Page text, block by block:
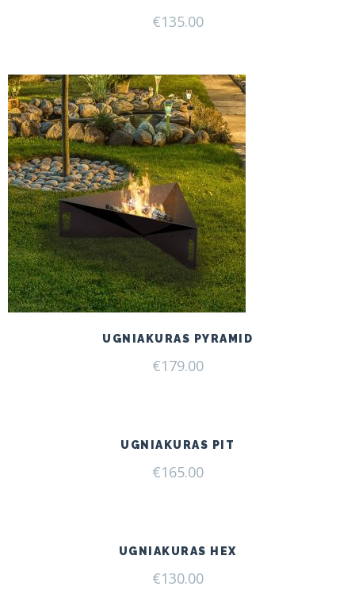
€135.00
UGNIAKURAS PYRAMID
€179.00
UGNIAKURAS PIT
€165.00
UGNIAKURAS HEX
€130.00